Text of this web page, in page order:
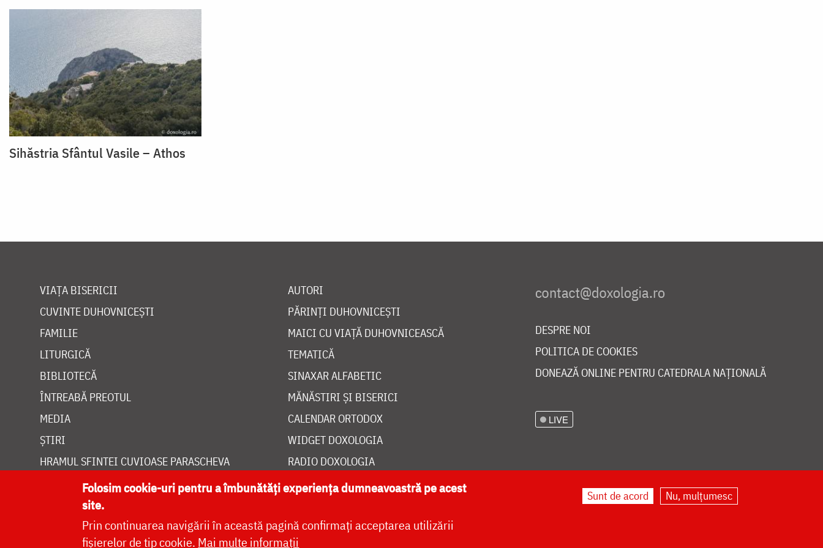
Sihăstria Sfântul Vasile – Athos
VIAȚA BISERICII
CUVINTE DUHOVNICEȘTI
FAMILIE
LITURGICĂ
BIBLIOTECĂ
ÎNTREABĂ PREOTUL
MEDIA
ȘTIRI
HRAMUL SFINTEI CUVIOASE PARASCHEVA
AUTORI
PĂRINȚI DUHOVNICEȘTI
MAICI CU VIAȚĂ DUHOVNICEASCĂ
TEMATICĂ
SINAXAR ALFABETIC
MĂNĂSTIRI ȘI BISERICI
CALENDAR ORTODOX
WIDGET DOXOLOGIA
RADIO DOXOLOGIA
DESPRE NOI
POLITICA DE COOKIES
DONEAZĂ ONLINE PENTRU CATEDRALA NAȚIONALĂ
LIVE
Site dezvoltat de DOXOLOGIA MEDIA
Folosim cookie-uri pentru a îmbunătăți experiența dumneavoastră pe acest
site.
Prin continuarea navigării în această pagină confirmați acceptarea utilizării
fișierelor de tip cookie. Mai multe informații
Sunt de acord Nu, mulțumesc